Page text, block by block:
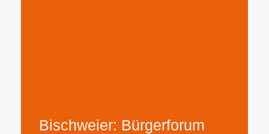
Bischweier: Bürgerforum